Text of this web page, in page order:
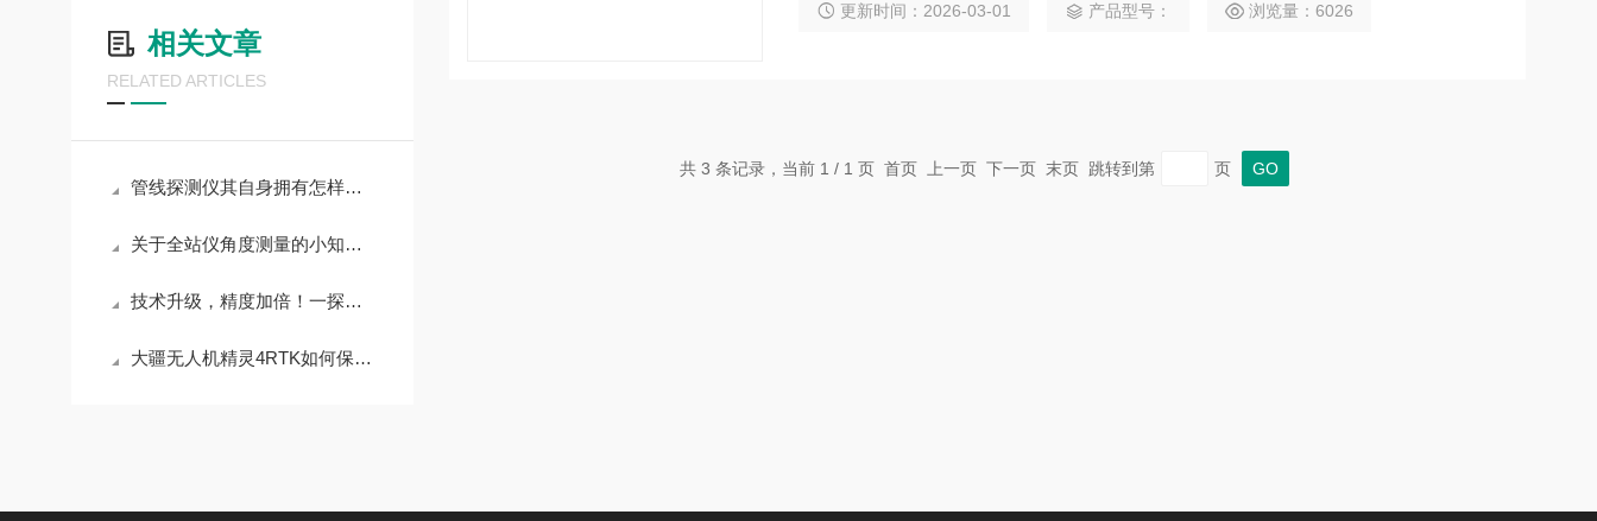
相关文章
RELATED ARTICLES
管线探测仪其自身拥有怎样的特点呢？
关于全站仪角度测量的小知识！
技术升级，精度加倍！一探中纬全站仪ZT30R的产品特性
大疆无人机精灵4RTK如何保证安全飞行呢？
更新时间：2026-03-01 产品型号： 浏览量：6026
共 3 条记录，当前 1 / 1 页 首页 上一页 下一页 末页 跳转到第 页